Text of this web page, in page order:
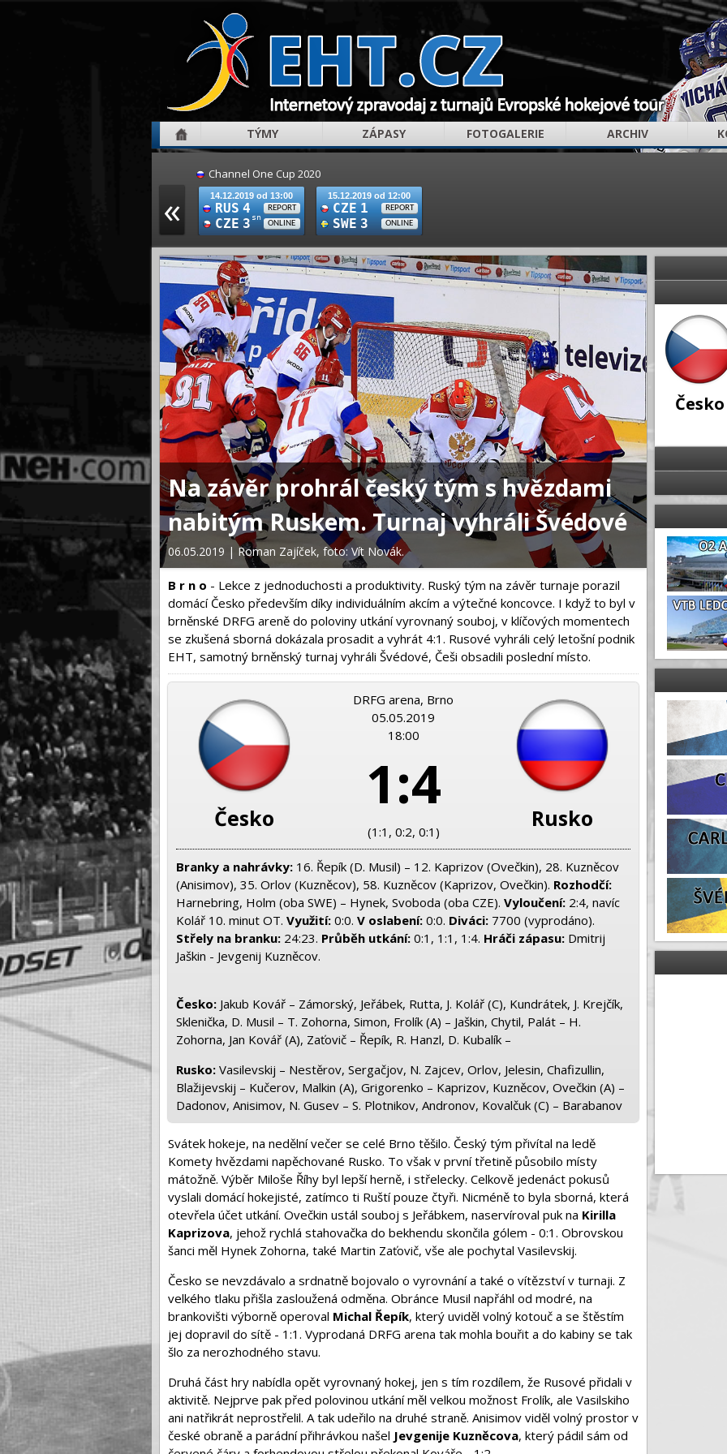
TÝMY ZÁPASY FOTOGALERIE ARCHIV
«
Channel One Cup 2020
14.12.2019 od 13:00
RUS 4 REPORT
CZE 3 sn
ONLINE
15.12.2019 od 12:00
CZE 1 REPORT
SWE 3 ONLINE
hvězdami
Švédové
Na závěr prohrál český tým s hvězdami
nabitým Ruskem. Turnaj vyhráli Švédové
06.05.2019 | Roman Zajíček, foto: Vít Novák.
Na
06.05.2019
B r n o - Lekce z jednoduchosti a produktivity. Ruský tým na závěr turnaje porazil
domácí Česko především díky individuálním akcím a výtečné koncovce. I když to byl v
brněnské DRFG areně do poloviny utkání vyrovnaný souboj, v klíčových momentech
se zkušená sborná dokázala prosadit a vyhrát 4:1. Rusové vyhráli celý letošní podnik
EHT, samotný brněnský turnaj vyhráli Švédové, Češi obsadili poslední místo.
Česko
DRFG arena, Brno
05.05.2019
18:00
1:4
(1:1, 0:2, 0:1) Rusko
Branky a nahrávky: 16. Řepík (D. Musil) – 12. Kaprizov (Ovečkin), 28. Kuzněcov
(Anisimov), 35. Orlov (Kuzněcov), 58. Kuzněcov (Kaprizov, Ovečkin). Rozhodčí:
Harnebring, Holm (oba SWE) – Hynek, Svoboda (oba CZE). Vyloučení: 2:4, navíc
Kolář 10. minut OT. Využití: 0:0. V oslabení: 0:0. Diváci: 7700 (vyprodáno).
Střely na branku: 24:23. Průběh utkání: 0:1, 1:1, 1:4. Hráči zápasu: Dmitrij
Jaškin - Jevgenij Kuzněcov.
Česko: Jakub Kovář – Zámorský, Jeřábek, Rutta, J. Kolář (C), Kundrátek, J. Krejčík,
Sklenička, D. Musil – T. Zohorna, Simon, Frolík (A) – Jaškin, Chytil, Palát – H.
Zohorna, Jan Kovář (A), Zaťovič – Řepík, R. Hanzl, D. Kubalík –
Rusko: Vasilevskij – Nestěrov, Sergačjov, N. Zajcev, Orlov, Jelesin, Chafizullin,
Blažijevskij – Kučerov, Malkin (A), Grigorenko – Kaprizov, Kuzněcov, Ovečkin (A) –
Dadonov, Anisimov, N. Gusev – S. Plotnikov, Andronov, Kovalčuk (C) – Barabanov
Svátek hokeje, na nedělní večer se celé Brno těšilo. Český tým přivítal na ledě
Komety hvězdami napěchované Rusko. To však v první třetině působilo místy
mátožně. Výběr Miloše Říhy byl lepší herně, i střelecky. Celkově jedenáct pokusů
vyslali domácí hokejisté, zatímco ti Ruští pouze čtyři. Nicméně to byla sborná, která
otevřela účet utkání. Ovečkin ustál souboj s Jeřábkem, naservíroval puk na Kirilla
Kaprizova, jehož rychlá stahovačka do bekhendu skončila gólem - 0:1. Obrovskou
šanci měl Hynek Zohorna, také Martin Zaťovič, vše ale pochytal Vasilevskij.
Česko se nevzdávalo a srdnatně bojovalo o vyrovnání a také o vítězství v turnaji. Z
velkého tlaku přišla zasloužená odměna. Obránce Musil napřáhl od modré, na
brankovišti výborně operoval Michal Řepík, který uviděl volný kotouč a se štěstím
jej dopravil do sítě - 1:1. Vyprodaná DRFG arena tak mohla bouřit a do kabiny se tak
šlo za nerozhodného stavu.
Druhá část hry nabídla opět vyrovnaný hokej, jen s tím rozdílem, že Rusové přidali v
aktivitě. Nejprve pak před polovinou utkání měl velkou možnost Frolík, ale Vasilskiho
ani natřikrát neprostřelil. A tak udeřilo na druhé straně. Anisimov viděl volný prostor v
české obraně a parádní přihrávkou našel Jevgenije Kuzněcova, který pádil sám od
Česko